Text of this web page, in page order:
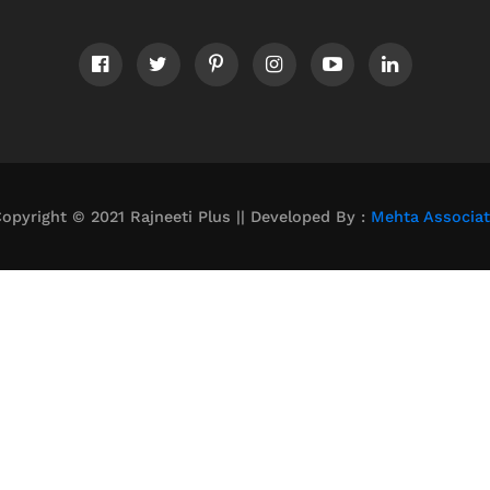
© 2021 Rajneeti Plus || Developed By : Mehta